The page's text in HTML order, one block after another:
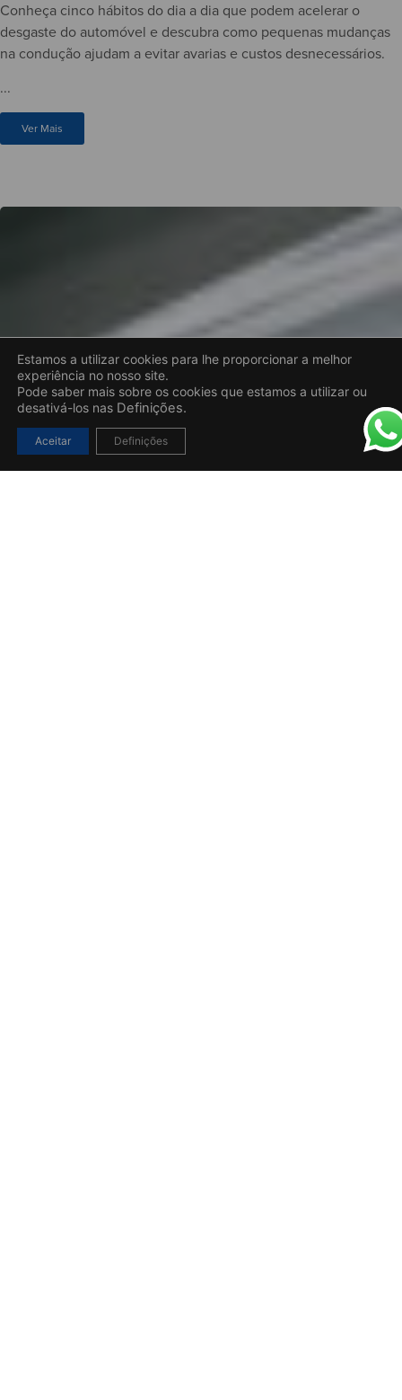
Conheça cinco hábitos do dia a dia que podem acelerar o
desgaste do automóvel e descubra como pequenas mudanças
na condução ajudam a evitar avarias e custos desnecessários.
...
Ver Mais
Estamos a utilizar cookies para lhe proporcionar a melhor
experiência no nosso site.
Pode saber mais sobre os cookies que estamos a utilizar ou
desativá-los nas Definições.
Aceitar Definições